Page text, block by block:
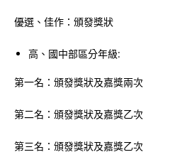
優選、佳作：頒發獎狀
高、國中部區分年級:
第一名：頒發獎狀及嘉獎兩次
第二名：頒發獎狀及嘉獎乙次
第三名：頒發獎狀及嘉獎乙次